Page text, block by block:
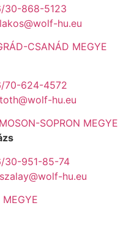
30-868-5123
lakos@wolf-hu.eu
CSANÁD MEGYE
70-624-4572
toth@wolf-hu.eu
SOPRON MEGYE
30-951-85-74
szalay@wolf-hu.eu
MEGYE